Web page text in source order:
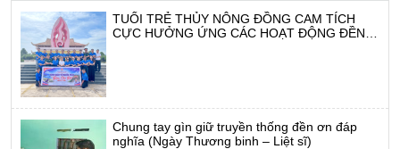
TUỔI TRẺ THỦY NÔNG ĐỒNG CAM TÍCH
CỰC HƯỞNG ỨNG CÁC HOẠT ĐỘNG ĐỀN
Chung tay gìn giữ truyền thống đền ơn đáp
nghĩa (Ngày Thương binh – Liệt sĩ)